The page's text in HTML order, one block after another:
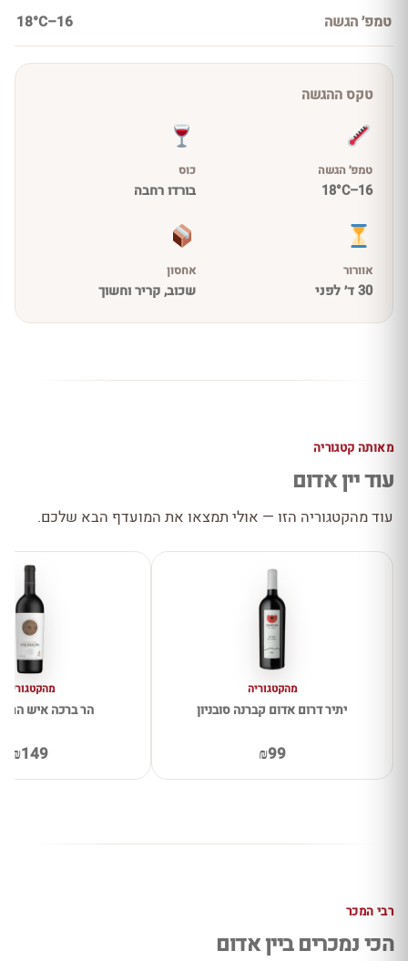
טמפ׳ הגשה 16–18°C
טקס ההגשה
טמפ׳ הגשה
16–18°C
כוס
בורדו רחבה
אוורור
30 ד׳ לפני
אחסון
שכוב, קריר וחשוך
מאותה קטגוריה
עוד יין אדום
עוד מהקטגוריה הזו — אולי תמצאו את המועדף הבא שלכם.
מהקטגוריה
יתיר דרום אדום קברנה סובניון
₪99
מהקטגוריה
הר ברכה איש
₪149
רבי המכר
הכי נמכרים ביין אדום